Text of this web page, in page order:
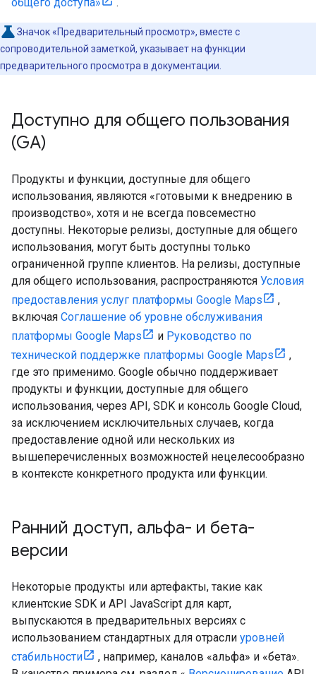
Значок «Предварительный просмотр», вместе с
сопроводительной заметкой, указывает на функции
предварительного просмотра в документации.
Доступно для общего пользования
(GA)
Продукты и функции, доступные для общего
использования, являются «готовыми к внедрению в
производство», хотя и не всегда повсеместно
доступны. Некоторые релизы, доступные для общего
использования, могут быть доступны только
ограниченной группе клиентов. На релизы, доступные
для общего использования, распространяются Условия
предоставления услуг платформы Google Maps
,
включая Соглашение об уровне обслуживания
платформы Google Maps
и Руководство по
технической поддержке платформы Google Maps
,
где это применимо. Google обычно поддерживает
продукты и функции, доступные для общего
использования, через API, SDK и консоль Google Cloud,
за исключением исключительных случаев, когда
предоставление одной или нескольких из
вышеперечисленных возможностей нецелесообразно
в контексте конкретного продукта или функции.
Ранний доступ, альфа- и бета-
версии
Некоторые продукты или артефакты, такие как
клиентские SDK и API JavaScript для карт,
выпускаются в предварительных версиях с
использованием стандартных для отрасли уровней
стабильности
, например, каналов «альфа» и «бета».